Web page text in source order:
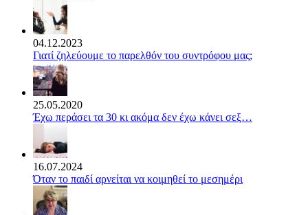
04.12.2023
Γιατί ζηλεύουμε το παρελθόν του συντρόφου μας;
25.05.2020
Έχω περάσει τα 30 κι ακόμα δεν έχω κάνει σεξ…
16.07.2024
Όταν το παιδί αρνείται να κοιμηθεί το μεσημέρι